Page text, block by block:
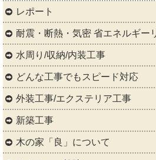
レポート
耐震・断熱・気密 省エネルギー
水周り/収納/内装工事
どんな工事でもスピード対応
外装工事/エクステリア工事
新築工事
木の家「良」について